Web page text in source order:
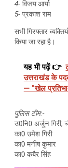
4-विजय आर्या
5-प्रकाश राम
सभी गिरफ्तार
किया जा रहा है।
यह भी पढ़ें 👉
उत्तराखंड के
— "खेल
पुलिस टीम:-
उ0नि0 अर्जुन गिरी,
का0 उमेश गिरी
का0 मनीष कुमार
का0 कबैर सिंह